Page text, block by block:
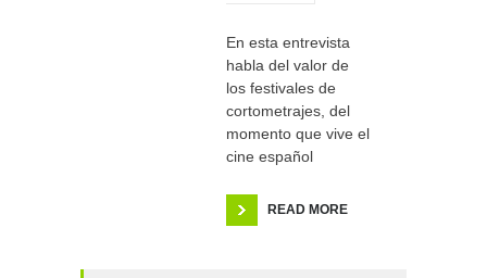
En esta entrevista
habla del valor de
los festivales de
cortometrajes, del
momento que vive el
cine español
READ MORE